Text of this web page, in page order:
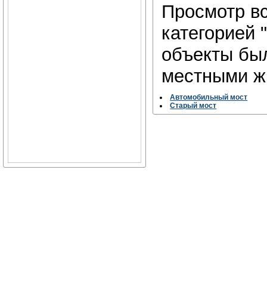
Просмотр
объекты
местными
Автомобильный мост
Старый мост